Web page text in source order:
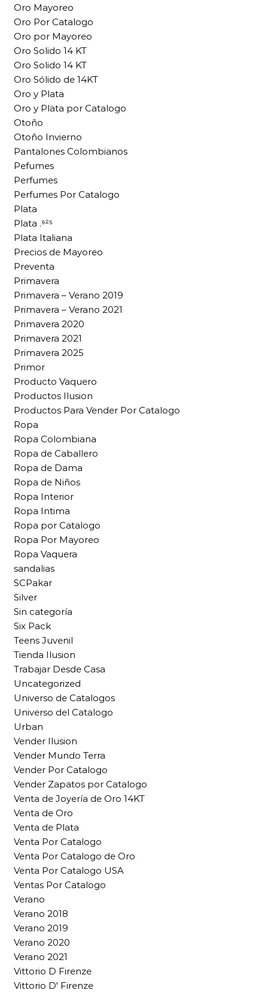
Oro Mayoreo
Oro Por Catalogo
Oro por Mayoreo
Oro Solido 14 KT
Oro Solido 14 KT
Oro Sólido de 14KT
Oro y Plata
Oro y Plata por Catalogo
Otoño
Otoño Invierno
Pantalones Colombianos
Pefumes
Perfumes
Perfumes Por Catalogo
Plata
Plata .⁹²⁵
Plata Italiana
Precios de Mayoreo
Preventa
Primavera
Primavera – Verano 2019
Primavera – Verano 2021
Primavera 2020
Primavera 2021
Primavera 2025
Primor
Producto Vaquero
Productos Ilusion
Productos Para Vender Por Catalogo
Ropa
Ropa Colombiana
Ropa de Caballero
Ropa de Dama
Ropa de Niños
Ropa Interior
Ropa Intima
Ropa por Catalogo
Ropa Por Mayoreo
Ropa Vaquera
sandalias
SCPakar
Silver
Sin categoría
Six Pack
Teens Juvenil
Tienda Ilusion
Trabajar Desde Casa
Uncategorized
Universo de Catalogos
Universo del Catalogo
Urban
Vender Ilusion
Vender Mundo Terra
Vender Por Catalogo
Vender Zapatos por Catalogo
Venta de Joyería de Oro 14KT
Venta de Oro
Venta de Plata
Venta Por Catalogo
Venta Por Catalogo de Oro
Venta Por Catalogo USA
Ventas Por Catalogo
Verano
Verano 2018
Verano 2019
Verano 2020
Verano 2021
Vittorio D Firenze
Vittorio D' Firenze